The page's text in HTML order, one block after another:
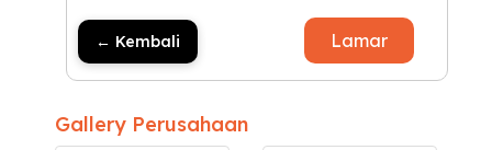
← Kembali Lamar
Gallery Perusahaan